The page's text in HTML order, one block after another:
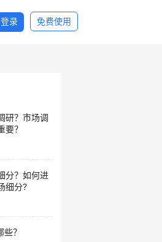
登录 免费使用
研？市场调
要？
分？如何进
细分?
？